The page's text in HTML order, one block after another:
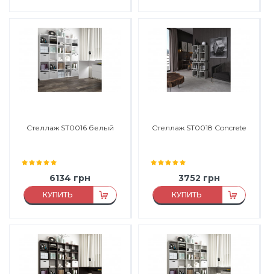
Материал каркаса:
ДСП
Производитель: Морели
Материал каркаса:
Производитель: Морели
Стеллаж ST0016 белый
6134 грн
КУПИТЬ
Материал каркаса:
Материал фасада:
ДСП
Производитель: Морели
Стеллаж SТ0018 Concrete
3752 грн
КУПИТЬ
Материал каркаса:
Производитель: Морели